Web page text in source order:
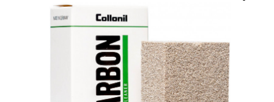
Removers de taches pour
Rauleder
Nettoyant à sec universellement utilisable